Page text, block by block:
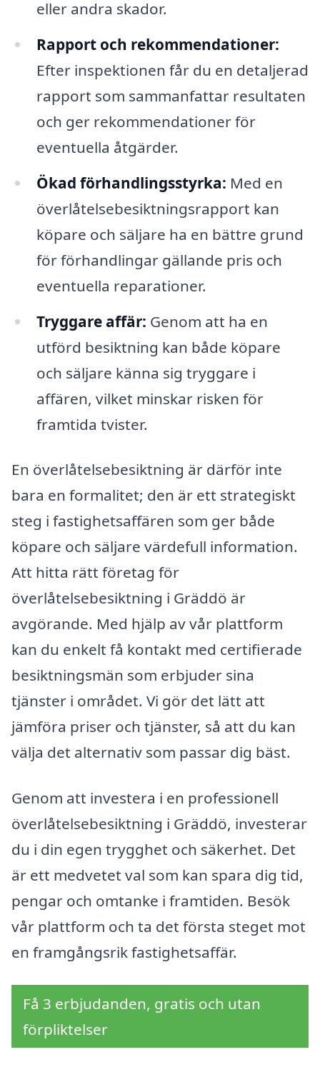
eller andra skador.
Rapport och rekommendationer:
Efter inspektionen får du en detaljerad
rapport som sammanfattar resultaten
och ger rekommendationer för
eventuella åtgärder.
Ökad förhandlingsstyrka: Med en
överlåtelsebesiktningsrapport kan
köpare och säljare ha en bättre grund
för förhandlingar gällande pris och
eventuella reparationer.
Tryggare affär: Genom att ha en
utförd besiktning kan både köpare
och säljare känna sig tryggare i
affären, vilket minskar risken för
framtida tvister.
En överlåtelsebesiktning är därför inte
bara en formalitet; den är ett strategiskt
steg i fastighetsaffären som ger både
köpare och säljare värdefull information.
Att hitta rätt företag för
överlåtelsebesiktning i Gräddö är
avgörande. Med hjälp av vår plattform
kan du enkelt få kontakt med certifierade
besiktningsmän som erbjuder sina
tjänster i området. Vi gör det lätt att
jämföra priser och tjänster, så att du kan
välja det alternativ som passar dig bäst.
Genom att investera i en professionell
överlåtelsebesiktning i Gräddö, investerar
du i din egen trygghet och säkerhet. Det
är ett medvetet val som kan spara dig tid,
pengar och omtanke i framtiden. Besök
vår plattform och ta det första steget mot
en framgångsrik fastighetsaffär.
Få 3 erbjudanden, gratis och utan
förpliktelser